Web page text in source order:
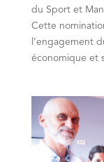
du Sport et
Cette
l’engagement
économique et